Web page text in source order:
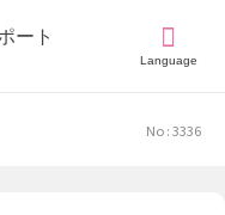
Language
No : 3336